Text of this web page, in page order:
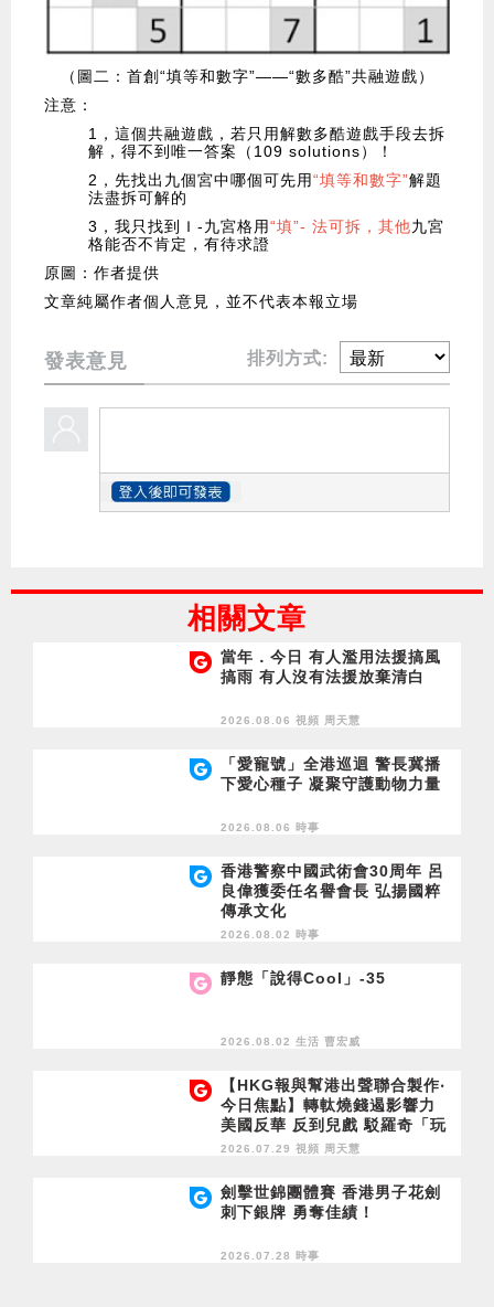
（圖二：首創“填等和數字”——“數多酷”共融遊戲）
注意：
1，這個共融遊戲，若只用解數多酷遊戲手段去拆
解，得不到唯一答案（109 solutions）！
2，先找出九個宮中哪個可先用“填等和數字”解題
法盡拆可解的
3，我只找到Ｉ-九宮格用“填”- 法可拆，其他九宮
格能否不肯定，有待求證
原圖：作者提供
文章純屬作者個人意見，並不代表本報立場
發表意見 排列方式:
相關文章
當年．今日 有人濫用法援搞風
搞雨 有人沒有法援放棄清白
2026.08.06 視頻 周天慧
「愛寵號」全港巡迴 警長冀播
下愛心種子 凝聚守護動物力量
2026.08.06 時事
香港警察中國武術會30周年 呂
良偉獲委任名譽會長 弘揚國粹
傳承文化
2026.08.02 時事
靜態「說得Cool」-35
2026.08.02 生活 曹宏威
【HKG報與幫港出聲聯合製作‧
今日焦點】轉軚燒錢遏影響力
美國反華 反到兒戲 駁羅奇「玩
完論」 香港唔靠中國 唔通靠美
2026.07.29 視頻 周天慧
劍擊世錦團體賽 香港男子花劍
刺下銀牌 勇奪佳績！
2026.07.28 時事